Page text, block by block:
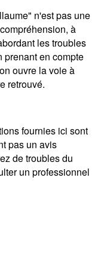
n'est pas une
à
les troubles
prenant en compte
ouvre la voie à
retrouvé.
fournies ici sont
pas un avis
de troubles du
un professionnel